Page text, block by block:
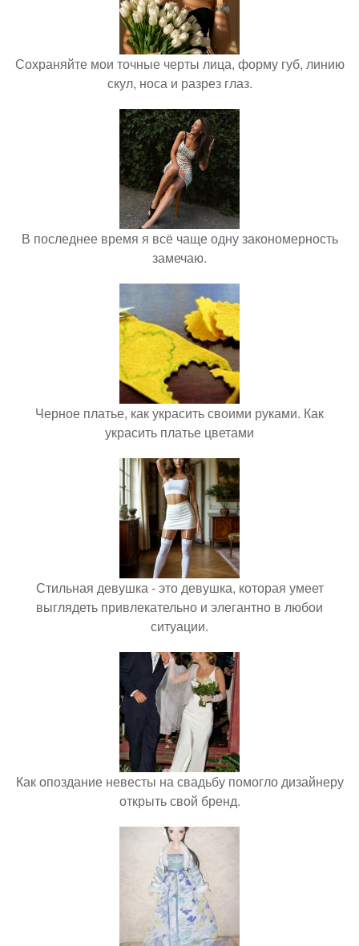
Сохраняйте мои точные черты лица, форму губ, линию
скул, носа и разрез глаз.
В последнее время я всё чаще одну закономерность
замечаю.
Черное платье, как украсить своими руками. Как
украсить платье цветами
Стильная девушка - это девушка, которая умеет
выглядеть привлекательно и элегантно в любои
ситуации.
Как опоздание невесты на свадьбу помогло дизайнеру
открыть свой бренд.